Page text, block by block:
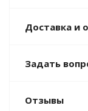
Доставка и
Задать
Отзывы